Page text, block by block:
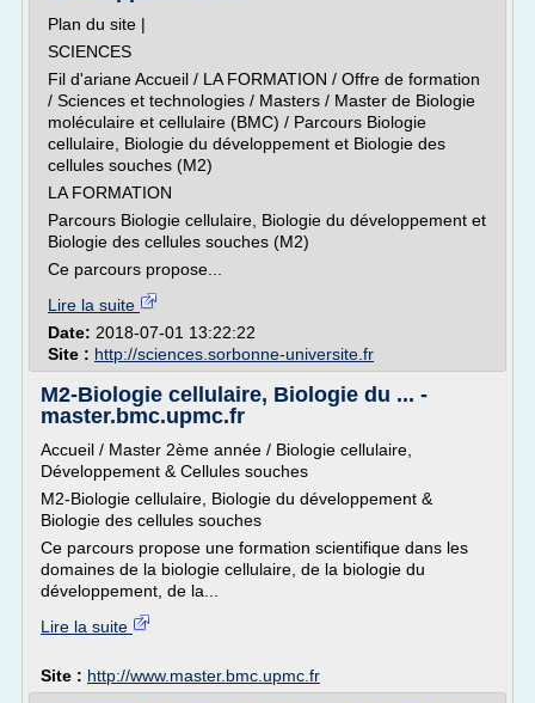
Plan du site |
SCIENCES
Fil d'ariane Accueil / LA FORMATION / Offre de formation
/ Sciences et technologies / Masters / Master de Biologie
moléculaire et cellulaire (BMC) / Parcours Biologie
cellulaire, Biologie du développement et Biologie des
cellules souches (M2)
LA FORMATION
Parcours Biologie cellulaire, Biologie du développement et
Biologie des cellules souches (M2)
Ce parcours propose...
Lire la suite
Date: 2018-07-01 13:22:22
Site : http://sciences.sorbonne-universite.fr
M2-Biologie cellulaire, Biologie du ... -
master.bmc.upmc.fr
Accueil / Master 2ème année / Biologie cellulaire,
Développement & Cellules souches
M2-Biologie cellulaire, Biologie du développement &
Biologie des cellules souches
Ce parcours propose une formation scientifique dans les
domaines de la biologie cellulaire, de la biologie du
développement, de la...
Lire la suite
Site : http://www.master.bmc.upmc.fr